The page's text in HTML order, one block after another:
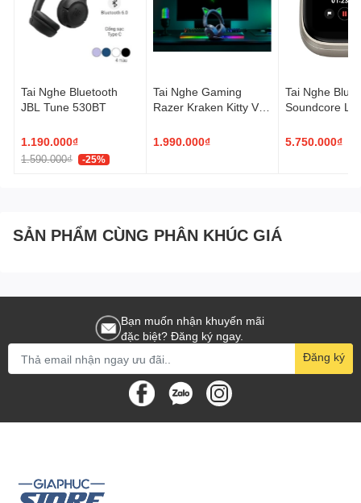
Tai Nghe Bluetooth
JBL Tune 530BT
1.190.000₫
1.590.000₫ -25%
Tai Nghe Gaming
Razer Kraken Kitty V3
1.990.000₫
Tai Nghe
Soundcore
Smart Case
5.750.000₫
SẢN PHẨM CÙNG PHÂN KHÚC GIÁ
Bạn muốn nhận khuyến mãi
đặc biệt? Đăng ký ngay.
Đăng ký